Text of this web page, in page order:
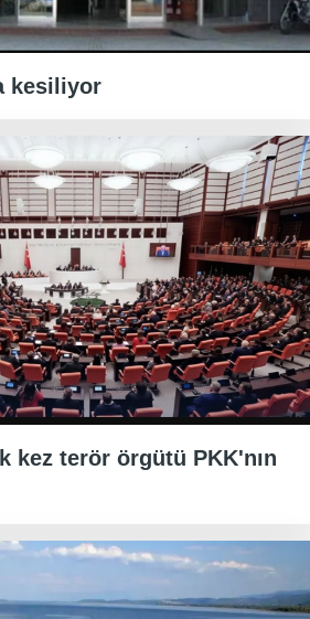
kesiliyor
kez terör örgütü PKK'nın